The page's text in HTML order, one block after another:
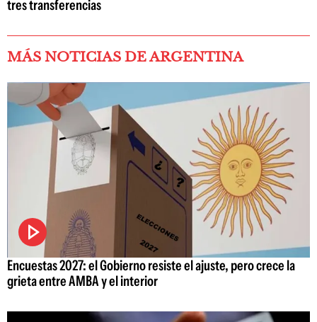
tres transferencias
MÁS NOTICIAS DE ARGENTINA
Encuestas 2027: el Gobierno resiste el ajuste, pero crece la
grieta entre AMBA y el interior